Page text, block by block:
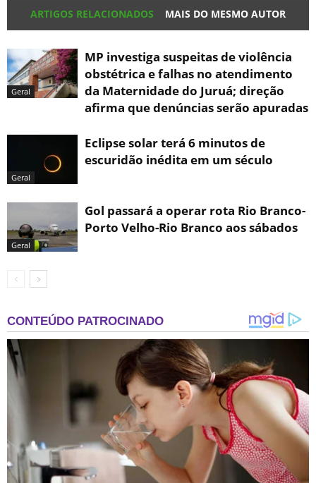
ARTIGOS RELACIONADOS MAIS DO MESMO AUTOR
Geral
MP investiga suspeitas de violência
obstétrica e falhas no atendimento
da Maternidade do Juruá; direção
afirma que denúncias serão apuradas
Geral
Eclipse solar terá 6 minutos de
escuridão inédita em um século
Geral
Gol passará a operar rota Rio Branco-
Porto Velho-Rio Branco aos sábados